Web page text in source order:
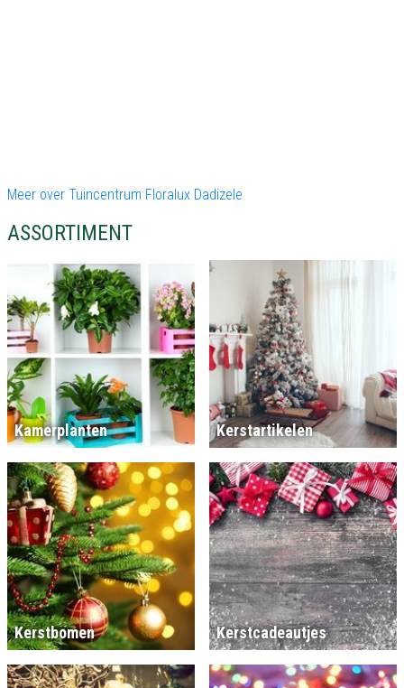
Meer over Tuincentrum Floralux Dadizele
ASSORTIMENT
Kamerplanten Kerstartikelen
Kerstbomen Kerstcadeautjes